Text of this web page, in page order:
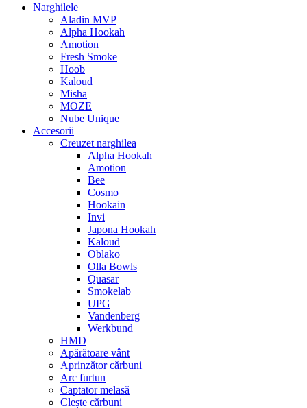
Narghilele
Aladin MVP
Alpha Hookah
Amotion
Fresh Smoke
Hoob
Kaloud
Misha
MOZE
Nube Unique
Accesorii
Creuzet narghilea
Alpha Hookah
Amotion
Bee
Cosmo
Hookain
Invi
Japona Hookah
Kaloud
Oblako
Olla Bowls
Quasar
Smokelab
UPG
Vandenberg
Werkbund
HMD
Apărătoare vânt
Aprinzător cărbuni
Arc furtun
Captator melasă
Clește cărbuni